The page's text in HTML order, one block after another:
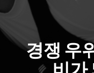
경쟁 우